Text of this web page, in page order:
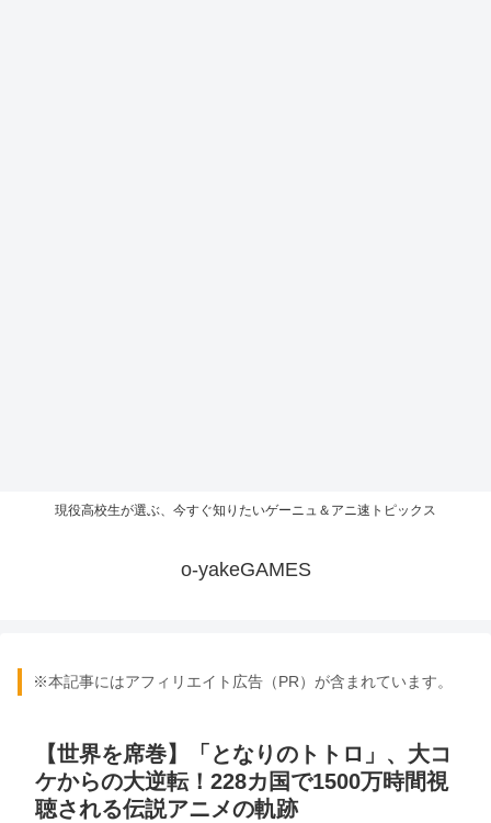
現役高校生が選ぶ、今すぐ知りたいゲーニュ＆アニ速トピックス
o-yakeGAMES
※本記事にはアフィリエイト広告（PR）が含まれています。
【世界を席巻】「となりのトトロ」、大コ
ケからの大逆転！228カ国で1500万時間視
聴される伝説アニメの軌跡